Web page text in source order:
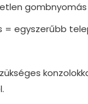
= egyszerűbb